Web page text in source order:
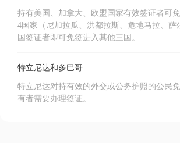
持有美国、加拿大、欧盟国家有效签证者可
4国家（尼加拉瓜、洪都拉斯、危地马拉、萨
国签证者即可免签进入其他三国。
特立尼达和多巴哥
特立尼达对持有效的外交或公务护照的公民
有者需要办理签证。